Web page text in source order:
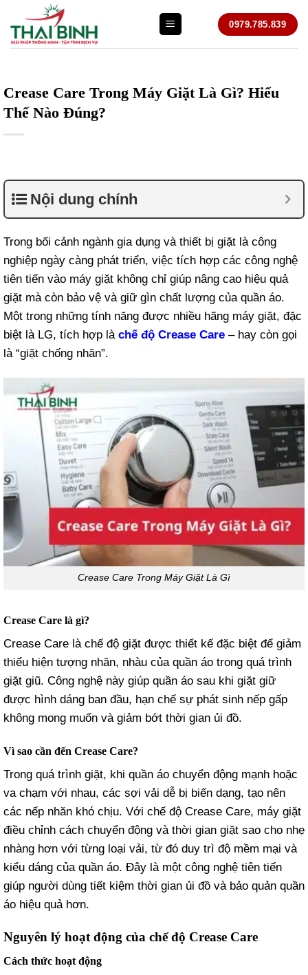
qua
nội
0979.785.839
Crease Care Trong Máy Giặt Là Gì? Hiểu
Thế Nào Đúng?
Nội dung chính
Trong bối cảnh ngành gia dụng và thiết bị giặt là công
nghiệp ngày càng phát triển, việc tích hợp các công nghệ
tiên tiến vào máy giặt không chỉ giúp nâng cao hiệu quả
giặt mà còn bảo vệ và giữ gìn chất lượng của quần áo.
Một trong những tính năng được nhiều hãng máy giặt, đặc
biệt là LG, tích hợp là chế độ Crease Care – hay còn gọi
là “giặt chống nhăn”.
Crease Care Trong Máy Giặt Là Gì
Crease Care là gì?
Crease Care là chế độ giặt được thiết kế đặc biệt để giảm
thiểu hiện tượng nhăn, nhàu của quần áo trong quá trình
giặt giũ. Công nghệ này giúp quần áo sau khi giặt giữ
được hình dáng ban đầu, hạn chế sự phát sinh nếp gấp
không mong muốn và giảm bớt thời gian ủi đồ.
Vì sao cần đến Crease Care?
Trong quá trình giặt, khi quần áo chuyển động mạnh hoặc
va chạm với nhau, các sợi vải dễ bị biến dạng, tạo nên
các nếp nhăn khó chịu. Với chế độ Crease Care, máy giặt
điều chỉnh cách chuyển động và thời gian giặt sao cho nhẹ
nhàng hơn với từng loại vải, từ đó duy trì độ mềm mại và
kiểu dáng của quần áo. Đây là một công nghệ tiên tiến
giúp người dùng tiết kiệm thời gian ủi đồ và bảo quản quần
áo hiệu quả hơn.
Nguyên lý hoạt động của chế độ Crease Care
Cách thức hoạt động